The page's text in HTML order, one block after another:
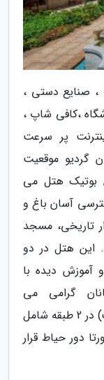
، صنایع دستی ،
،کافی شاپ ،
پر سرعت
گردیو موقعیت
بوتیک هتل می
آسان باغ و
تاریخی، مسجد
این هتل در دو
و آموزش دیده با
گرامی می
باشد.اقامتگاه سنتی مرشدی 2 (خانه ادیب) در 2 طبقه شامل
دور حیاط قرار